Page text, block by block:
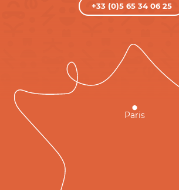
+33 (0)5 65 34 06 25
Paris